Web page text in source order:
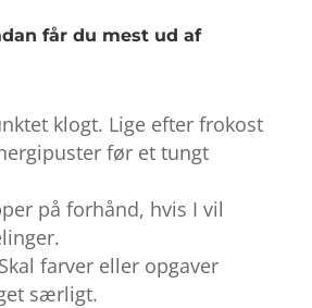
får du mest ud af
klogt. Lige efter frokost
før et tungt
på forhånd, hvis I vil
farver eller opgaver
særligt.